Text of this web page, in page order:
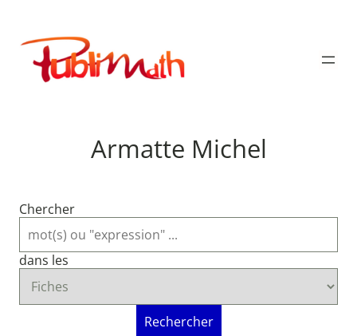
contenu
Publimath
Armatte Michel
Chercher
dans les
Rechercher